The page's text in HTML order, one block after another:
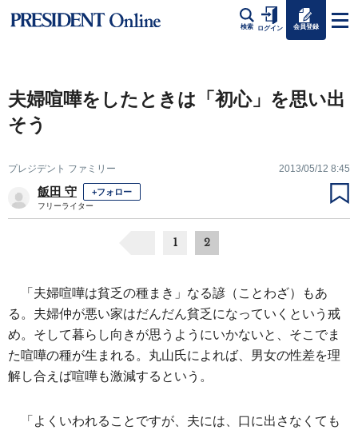
検索 ログイン 会員登録
夫婦喧嘩をしたときは「初心」を思い出
そう
プレジデント ファミリー 2013/05/12 8:45
飯田 守 +フォロー
フリーライター
1 2
「夫婦喧嘩は貧乏の種まき」なる諺（ことわざ）もあ
る。夫婦仲が悪い家はだんだん貧乏になっていくという戒
め。そして暮らし向きが思うようにいかないと、そこでま
た喧嘩の種が生まれる。丸山氏によれば、男女の性差を理
解し合えば喧嘩も激減するという。
「よくいわれることですが、夫には、口に出さなくても